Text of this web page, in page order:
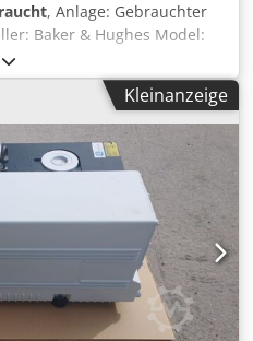
, Anlage: Gebrauchter
Baker & Hughes Model:
Typ: CP 3054 Baujahr: 1999
min Innendurchmesser
14,5 mm
neu Schaltschrank:
ja
2x jaehrlich In
Kleinanzeige